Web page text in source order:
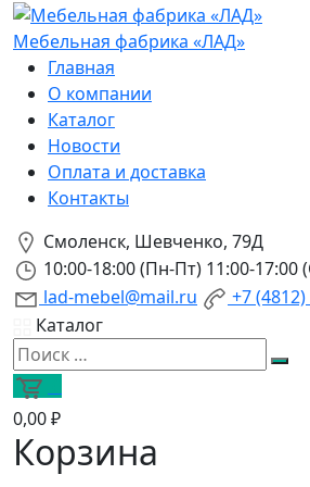
Мебельная фабрика «ЛАД»
Главная
О компании
Каталог
Новости
Оплата и доставка
Контакты
Смоленск, Шевченко, 79Д
10:00-18:00 (Пн-Пт) 11:00-17:00
lad-mebel@mail.ru
+7
Каталог
0,00 ₽
Корзина